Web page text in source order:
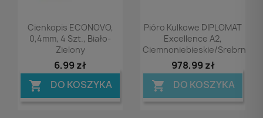
Podgląd
Cienkopis ECONOVO,
0,4mm, 4 Szt., Biało-
Zielony
6,99 zł
 DO KOSZYKA
Podgląd
Pióro Kulkowe DIPLOMAT
Excellence A2,
Ciemnoniebieskie/srebrne
978,99 zł
 DO KOSZYKA